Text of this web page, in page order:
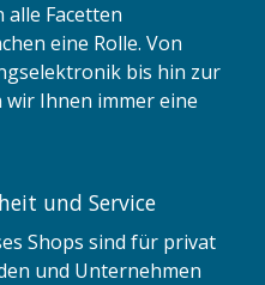
Facetten
eine Rolle. Von
bis hin zur
Ihnen immer eine
und Service
Shops sind für privat
und Unternehmen